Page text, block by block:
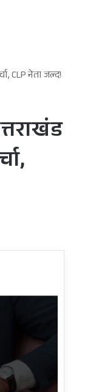
CLP नेता जल्द!